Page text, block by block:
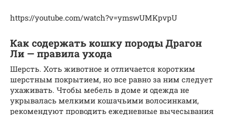
https://youtube.com/watch?v=ymswUMKpvpU
Как содержать кошку породы Драгон
Ли — правила ухода
Шерсть. Хоть животное и отличается коротким
шерстным покрытием, но все равно за ним следует
ухаживать. Чтобы мебель в доме и одежда не
укрывалась мелкими кошачьими волосинками,
рекомендуют проводить ежедневные вычесывания